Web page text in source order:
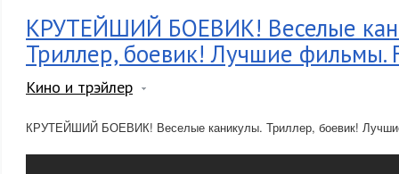
КРУТЕЙШИЙ БОЕВИК! Веселые
Триллер, боевик! Лучшие фильмы.
Кино и трэйлер
КРУТЕЙШИЙ БОЕВИК! Веселые каникулы. Триллер, боевик!